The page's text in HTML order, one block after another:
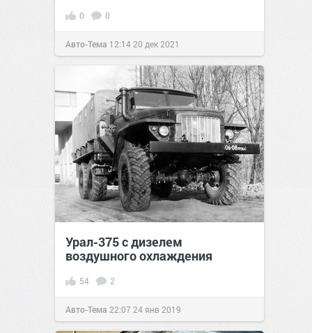
0 0
Авто-Тема 12:1420 дек 2021
Урал-375 с дизелем
воздушного охлаждения
54 2
Авто-Тема 22:07 24 янв 2019